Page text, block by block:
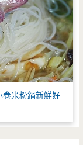
米粉鍋新鮮好